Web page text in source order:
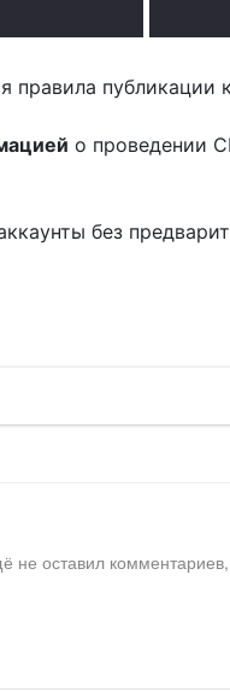
публикации
о проведении
без
не оставил